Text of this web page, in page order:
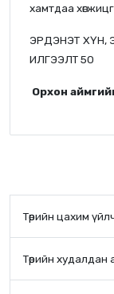
хамтдаа
ЭРДЭНЭТ ХҮН,
ИЛГЭЭЛТ 50
Орхон
Төрийн цахим
Төрийн